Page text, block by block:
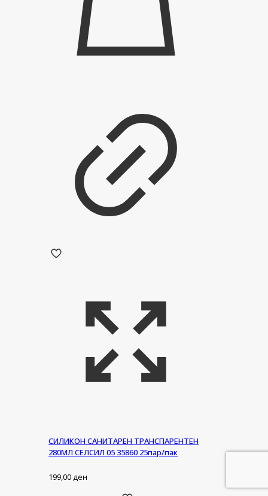
СИЛИКОН САНИТАРЕН ТРАНСПАРЕНТЕН
280МЛ СЕЛСИЛ 05 35860 25пар/пак
199,00 ден